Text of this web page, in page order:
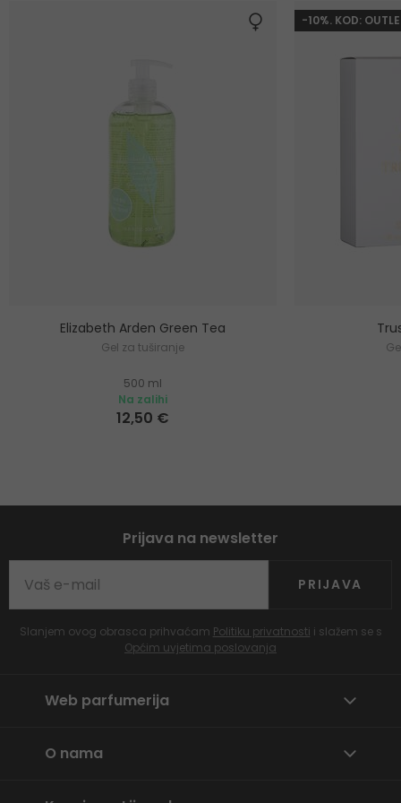
Elizabeth Arden Green Tea
Gel za tuširanje
500 ml
Na zalihi
12,50 €
-10%. KOD:
Prijava na newsletter
PRIJAVA
Slanjem ovog obrasca prihvaćam Politiku privatnosti i slažem se s
Općim uvjetima poslovanja
Web parfumerija
O nama